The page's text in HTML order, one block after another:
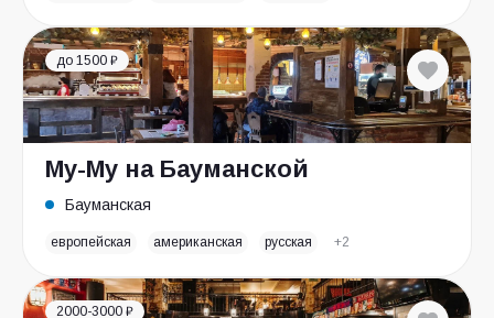
до 1500 ₽
Му-Му на Бауманской
Бауманская
европейская американская русская +2
2000-3000 ₽